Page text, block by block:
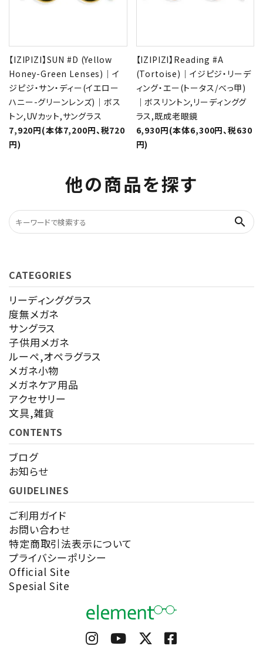
【IZIPIZI】SUN #D (Yellow
Honey-Green Lenses)｜イ
ジピジ・サン・ディー(イエロー
ハニー-グリーンレンズ)｜ボス
トン,UVカット,サングラス
7,920円(本体7,200円、税720
円)
【IZIPIZI】Reading #A
(Tortoise)｜イジピジ・リーデ
ィング・エー(トータス/べっ甲)
｜ボスリントン,リーディンググ
ラス,既成老眼鏡
6,930円(本体6,300円、税630
円)
他の商品を探す
search
CATEGORIES
リーディンググラス
度無メガネ
サングラス
子供用メガネ
ルーペ,オペラグラス
メガネ小物
メガネケア用品
アクセサリー
文具,雑貨
CONTENTS
ブログ
お知らせ
GUIDELINES
ご利用ガイド
お問い合わせ
特定商取引法表示について
プライバシーポリシー
Official Site
Spesial Site